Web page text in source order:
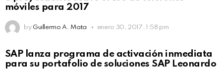
móviles para 2017
by Guillermo A. Mata enero 30, 2017, 1:58 pm
SAP lanza programa de activación inmediata
para su portafolio de soluciones SAP Leonardo